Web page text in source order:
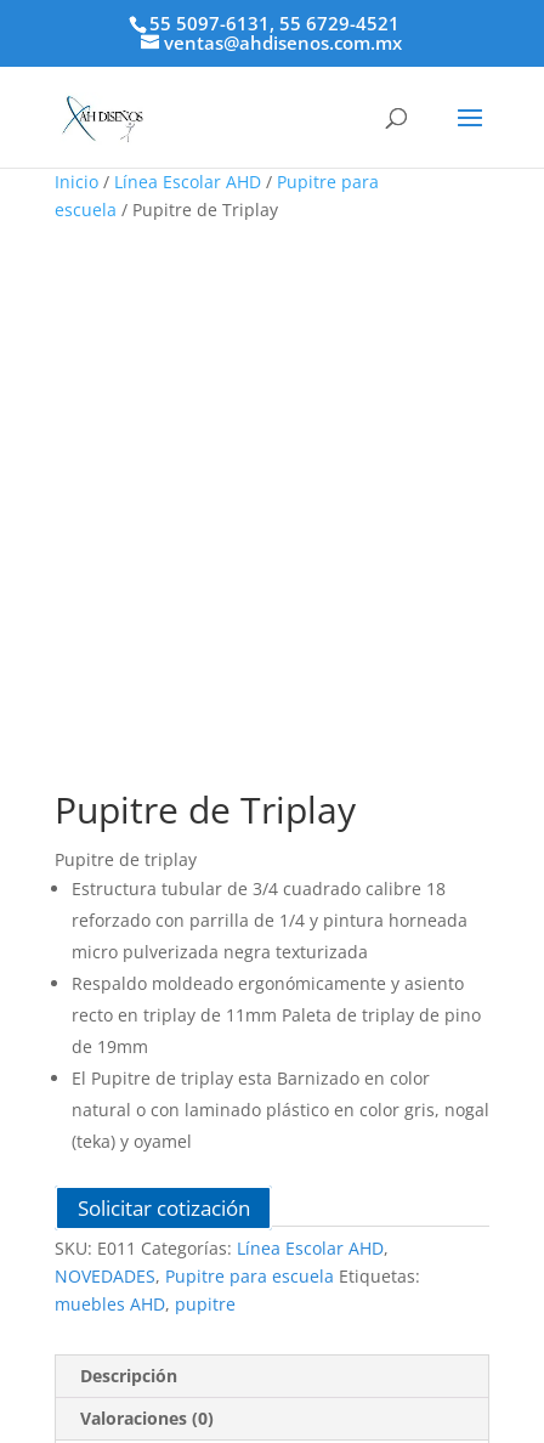
55 5097-6131, 55 6729-4521
ventas@ahdisenos.com.mx
Inicio/ Línea Escolar AHD/ Pupitre para
escuela / Pupitre de Triplay
Pupitre de Triplay
Pupitre de triplay
Estructura tubular de 3/4 cuadrado calibre 18
reforzado con parrilla de 1/4 y pintura horneada
micro pulverizada negra texturizada
Respaldo moldeado ergonómicamente y asiento
recto en triplay de 11mm Paleta de triplay de pino
de 19mm
El Pupitre de triplay esta Barnizado en color
natural o con laminado plástico en color gris, nogal
(teka) y oyamel
Solicitar cotización
SKU: E011 Categorías: Línea Escolar AHD,
NOVEDADES, Pupitre para escuela Etiquetas:
muebles AHD, pupitre
Descripción
Valoraciones (0)